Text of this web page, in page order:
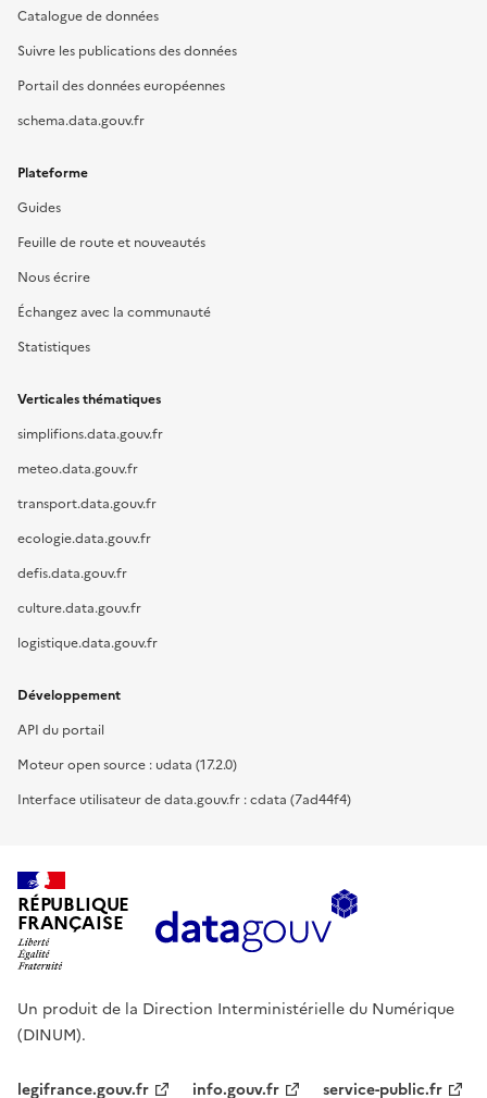
Catalogue de données
Suivre les publications des données
Portail des données européennes
schema.data.gouv.fr
Plateforme
Guides
Feuille de route et nouveautés
Nous écrire
Échangez avec la communauté
Statistiques
Verticales thématiques
simplifions.data.gouv.fr
meteo.data.gouv.fr
transport.data.gouv.fr
ecologie.data.gouv.fr
defis.data.gouv.fr
culture.data.gouv.fr
logistique.data.gouv.fr
Développement
API du portail
Moteur open source : udata (17.2.0)
Interface utilisateur de data.gouv.fr : cdata (7ad44f4)
RÉPUBLIQUE
FRANÇAISE
Un produit de la Direction Interministérielle du Numérique
(DINUM).
legifrance.gouv.fr info.gouv.fr service-public.fr